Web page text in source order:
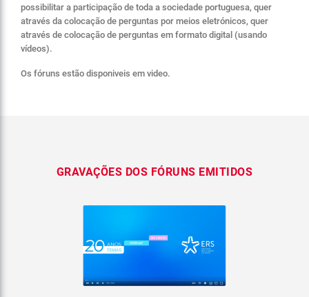
possibilitar a participação de toda a sociedade portuguesa, quer
através da colocação de perguntas por meios eletrónicos, quer
através de colocação de perguntas em formato digital (usando
vídeos).
Os fóruns estão disponiveis em video.
GRAVAÇÕES DOS FÓRUNS EMITIDOS